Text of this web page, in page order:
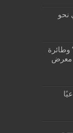
نحو
طائرة “ياك-130 إم” وطائرة
معرض